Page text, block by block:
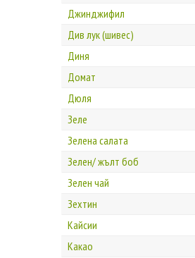
Джинджифил
Див лук (шивес)
Диня
Домат
Дюля
Зеле
Зелена салата
Зелен/ жълт боб
Зелен чай
Зехтин
Кайсии
Какао